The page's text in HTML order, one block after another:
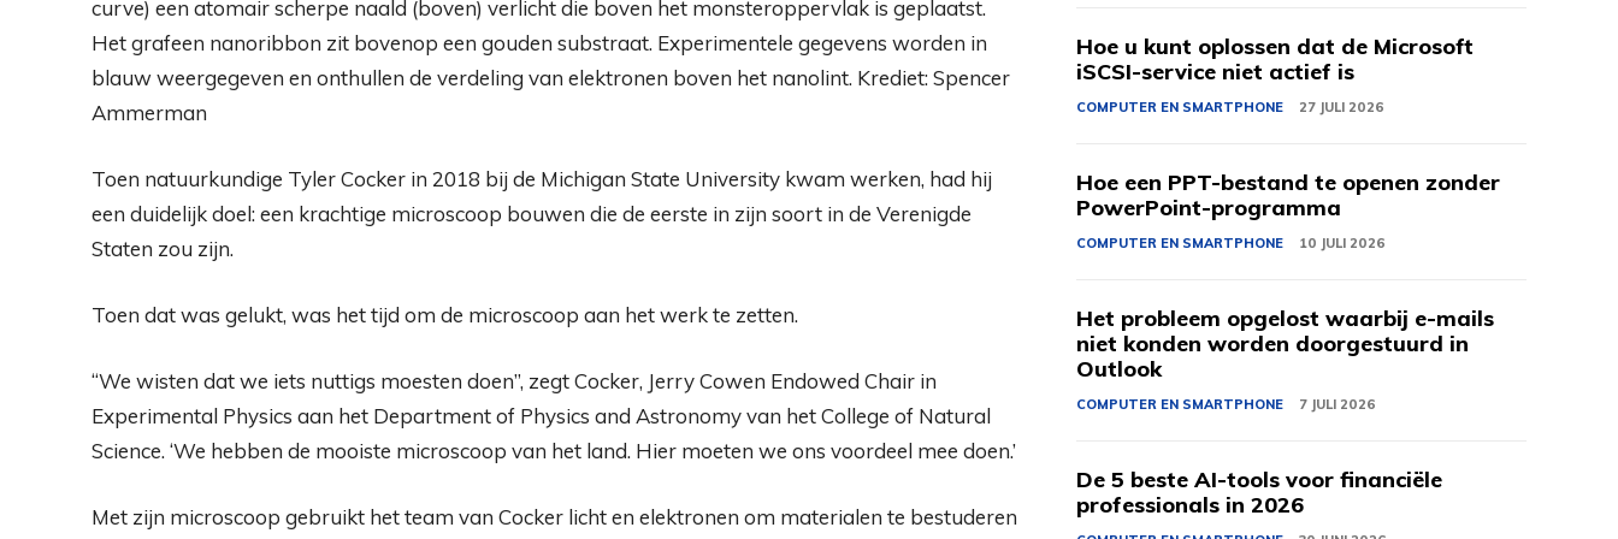
curve) een atomair scherpe naald (boven) verlicht die boven het monsteroppervlak is geplaatst.
Het grafeen nanoribbon zit bovenop een gouden substraat. Experimentele gegevens worden in
blauw weergegeven en onthullen de verdeling van elektronen boven het nanolint. Krediet: Spencer
Ammerman
Toen natuurkundige Tyler Cocker in 2018 bij de Michigan State University kwam werken, had hij
een duidelijk doel: een krachtige microscoop bouwen die de eerste in zijn soort in de Verenigde
Staten zou zijn.
Toen dat was gelukt, was het tijd om de microscoop aan het werk te zetten.
“We wisten dat we iets nuttigs moesten doen”, zegt Cocker, Jerry Cowen Endowed Chair in
Experimental Physics aan het Department of Physics and Astronomy van het College of Natural
Science. ‘We hebben de mooiste microscoop van het land. Hier moeten we ons voordeel mee doen.’
Met zijn microscoop gebruikt het team van Cocker licht en elektronen om materialen te bestuderen
Hoe u kunt oplossen dat de Microsoft
iSCSI-service niet actief is
COMPUTER EN SMARTPHONE 27 JULI 2026
Hoe een PPT-bestand te openen zonder
PowerPoint-programma
COMPUTER EN SMARTPHONE 10 JULI 2026
Het probleem opgelost waarbij e-mails
niet konden worden doorgestuurd in
Outlook
COMPUTER EN SMARTPHONE 7 JULI 2026
De 5 beste AI-tools voor financiële
professionals in 2026